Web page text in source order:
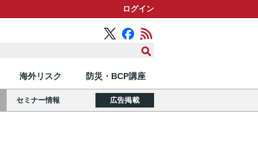
ログイン
海外リスク 防災・BCP講座
セミナー情報 広告掲載